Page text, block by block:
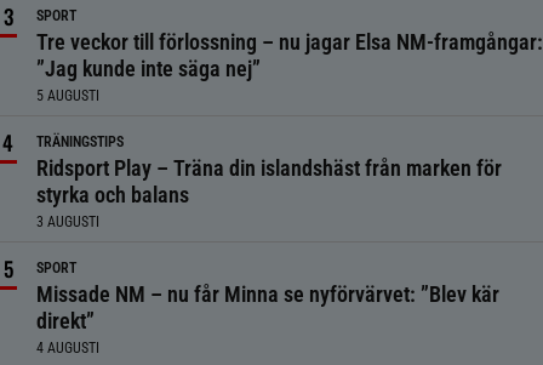
SPORT
Tre veckor till förlossning – nu jagar Elsa NM-framgångar:
”Jag kunde inte säga nej”
5 AUGUSTI
TRÄNINGSTIPS
Ridsport Play – Träna din islandshäst från marken för
styrka och balans
3 AUGUSTI
SPORT
Missade NM – nu får Minna se nyförvärvet: ”Blev kär
direkt”
4 AUGUSTI